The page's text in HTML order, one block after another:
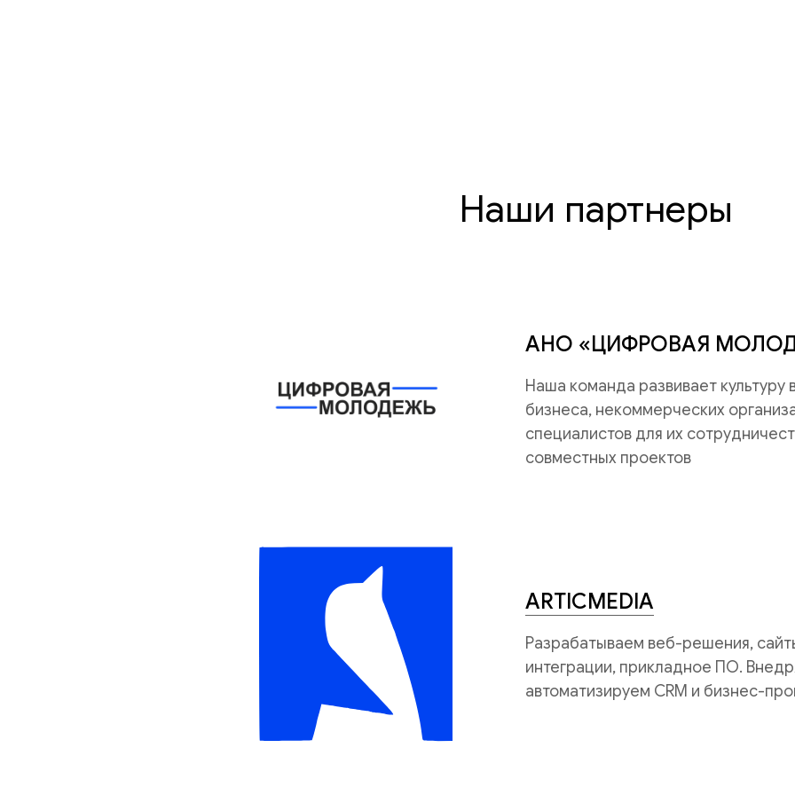
Наши партнеры
АНО «ЦИФРОВАЯ
Наша команда развивает культуру
бизнеса, некоммерческих
специалистов для их
совместных проектов
ARTICMEDIA
Разрабатываем веб-решения,
интеграции, прикладное ПО.
автоматизируем CRM и бизнес-